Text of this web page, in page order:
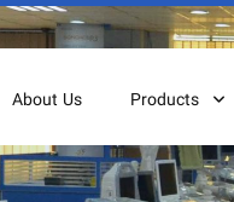
About Us Products